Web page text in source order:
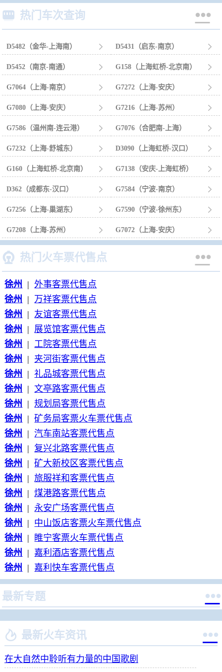
 热门车次查询 
D5482（金华-上海南）  D5431（启东-南京） 
D5452（南京-南通）  G158（上海虹桥-北京南） 
G7064（上海-南京）  G7272（上海-安庆） 
G7080（上海-安庆）  G7216（上海-苏州） 
G7586（温州南-连云港）  G7076（合肥南-上海） 
G7232（上海-舒城东）  D3090（上海虹桥-汉口） 
G160（上海虹桥-北京南）  G7138（安庆-上海虹桥） 
D362（成都东-汉口）  G7584（宁波-南京） 
G7256（上海-巢湖东）  G7590（宁波-徐州东） 
G7208（上海-苏州）  G7072（上海-安庆） 
 热门火车票代售点 
徐州 | 外事客票代售点
徐州
| 万祥客票代售点
徐州
| 友谊客票代售点
徐州
| 展览馆客票代售点
徐州
| 工院客票代售点
徐州
| 夹河街客票代售点
徐州
| 礼品城客票代售点
徐州
| 文亭路客票代售点
徐州
| 规划局客票代售点
徐州
| 矿务局客票火车票代售点
徐州
| 汽车南站客票代售点
徐州
| 复兴北路客票代售点
徐州
| 矿大新校区客票代售点
徐州
| 旅服祥和客票代售点
徐州
| 煤港路客票代售点
徐州
| 永安广场客票代售点
徐州
| 中山饭店客票火车票代售点
徐州
|
睢宁客票火车票代售点
徐州
| 嘉利酒店客票代售点
徐州
| 嘉利快车客票代售点
最新专题 
 最新火车资讯 
在大自然中聆听有力量的中国歌剧